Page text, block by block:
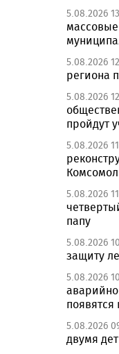
5.08.2026
5.08.2026
региона
5.08.2026
пройдут
5.08.2026
5.08.2026
папу
5.08.2026
защиту
5.08.2026
появятся
5.08.2026
двумя